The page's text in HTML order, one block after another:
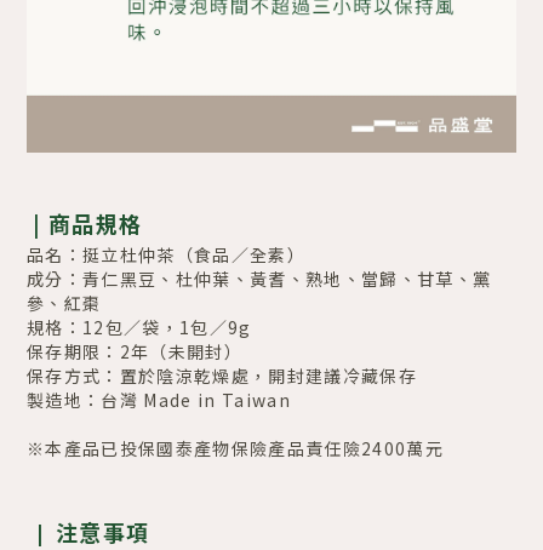
| 商品規格
品名：挺立杜仲茶（食品／全素）
成分：青仁黑豆、杜仲葉、黃耆、熟地、當歸、甘草、黨
參、紅棗
規格：12包／袋，1包／9g
保存期限：2年 （未開封）
保存方式：置於陰涼乾燥處，開封建議冷藏保存
製造地：台灣 Made in Taiwan
※本產品已投保國泰產物保險產品責任險2400萬元
| 注意事項